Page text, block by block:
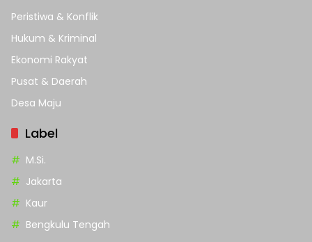
Peristiwa & Konflik
Hukum & Kriminal
Ekonomi Rakyat
Pusat & Daerah
Desa Maju
Label
M.Si.
Jakarta
Kaur
Bengkulu Tengah